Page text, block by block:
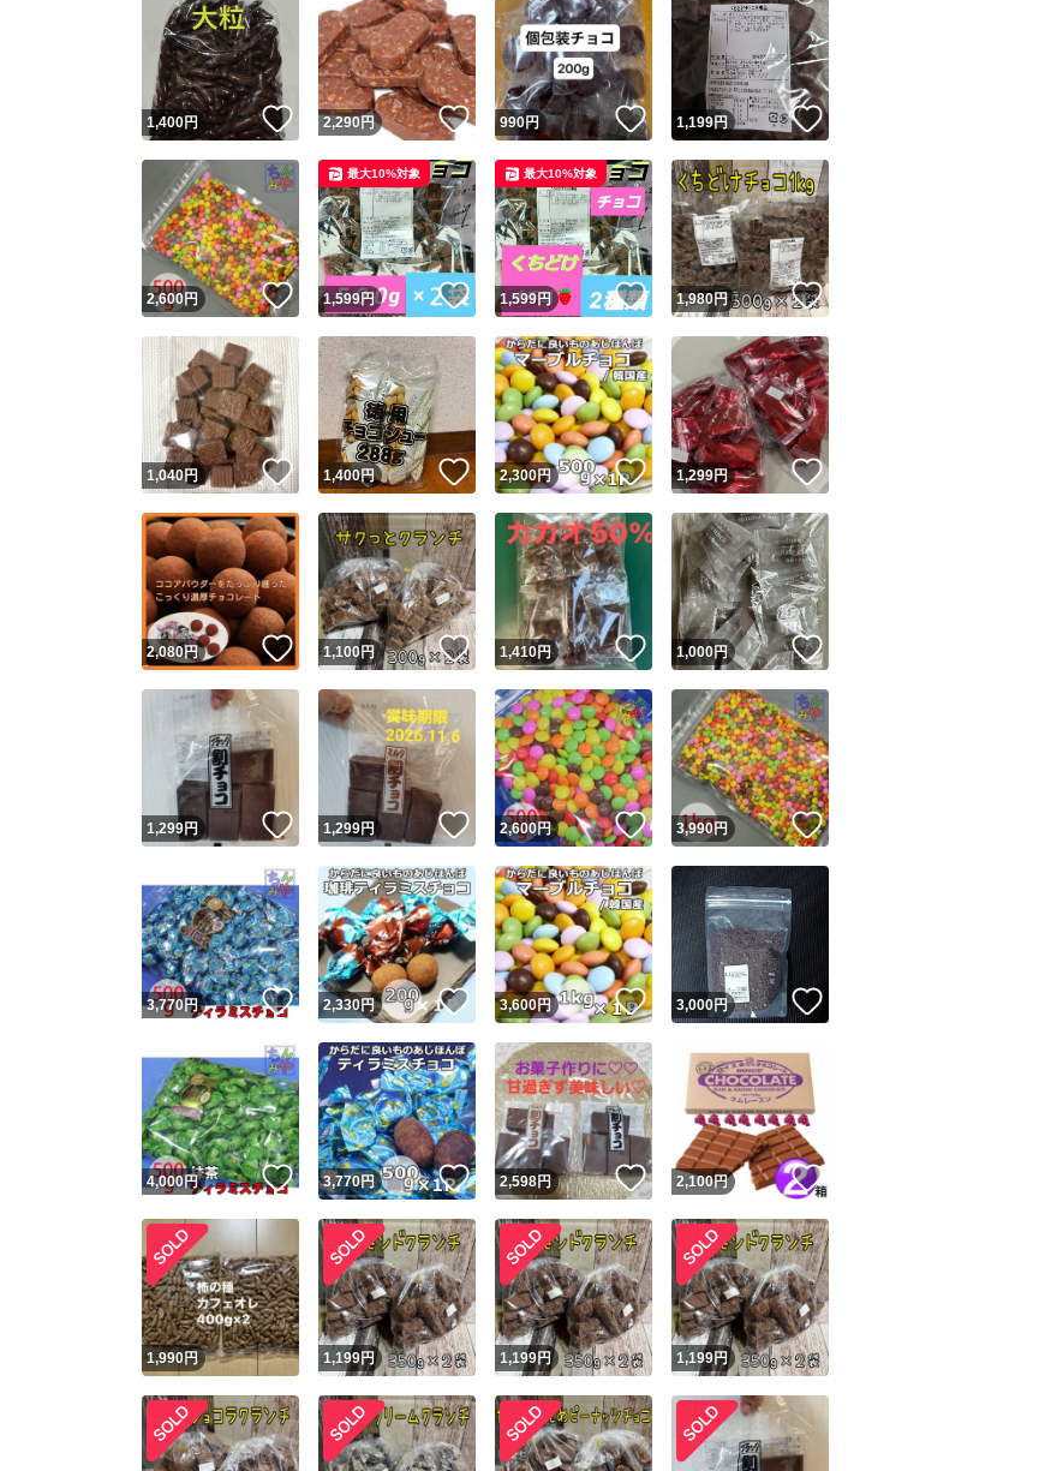
※このバッジは実績に基づく表示であり、発送を保証しているものではありません
スピード＆安心発送
このユーザーは高頻度で24時間以内＆設定した発送日数
ます
スピード発送 このユーザーは高頻度で24時間以内に発送しています
安心発送 このユーザーは設定した発送日数内に発送しています
1,400円 いいね！
2,290 円 いいね！
990円 いいね！
1,199円 いいね！
2,600円 いいね！
1,599円 いいね！
最大10%対象
1,599円 いいね！
最大10%対象
1,980円 いいね！
1,040円 いいね！
1,400円 いいね！
2,300円 いいね！
1,299円 いいね！
2,080円 いいね！
1,100円 いいね！
1,410円 いいね！
1,000円
1,299円 いいね！
1,299円 いいね！
2,600円 いいね！
3,990円 いいね！
3,770円 いいね！
2,330円 いいね！
3,600円 いいね！
3,000円
4,000円 いいね！
3,770円 いいね！
2,598円 いいね！
2,100円
1,990円 1,199円 1,199円 1,199円